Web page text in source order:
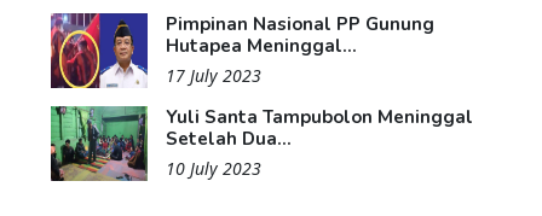
Pimpinan Nasional PP Gunung
Hutapea Meninggal...
17 July 2023
Yuli Santa Tampubolon Meninggal
Setelah Dua...
10 July 2023